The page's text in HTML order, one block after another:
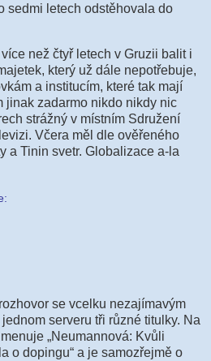
sedmi letech odstěhovala do
než čtyř letech v Gruzii balit i
který už dále nepotřebuje,
a institucím, které tak mají
jinak zadarmo nikdo nikdy nic
strážný v místním Sdružení
Včera měl dle ověřeného
a Tinin svetr. Globalizace a-la
se vcelku nezajímavým
serveru tři různé titulky. Na
„Neumannová: Kvůli
o dopingu“ a je samozřejmě o